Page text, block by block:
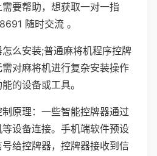
要帮助，想获取一对一指
随时交流 。
么安装;普通麻将机程序控牌
对麻将机进行复杂安装操作
的设备或工具。
原理：一些智能控牌器通过
设备连接。手机端软件预设
给控牌器，控牌器接收到信